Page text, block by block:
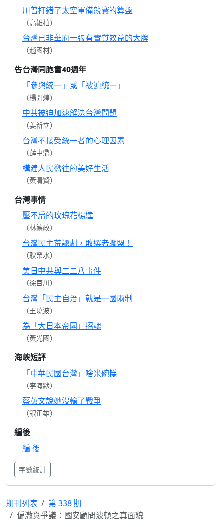
川普打錯了太空軍備競賽的算盤
（高雄柏）
台灣已非華府一張有實質效益的大牌
（趙國材）
告台灣同胞書40週年
「參與統一」或「被迫統一」
（楊開煌）
中共被迫加速解決台灣問題
（姜新立）
台灣不接受統一者的心理因素
（薛中鼎）
構建人民嚮往的美好生活
（黃清賢）
台灣事情
壓不扁的玫瑰花楊逵
（林德政）
台灣民主荒謬劇，敗選者聯盟！
（耿榮水）
美日中共與二二八事件
（徐百川）
台灣「民主自治」就是一國兩制
（王曉波）
為「大日本帝國」招魂
（黃光國）
海峽短評
「中華民國台灣」啥米碗糕
（李海默）
蔡英文說她沒輸了戰爭
（銀正雄）
編後
編 後
字數統計
期刊列表
第 338 期
偏激與爭議：國安顧問波頓之真面貌